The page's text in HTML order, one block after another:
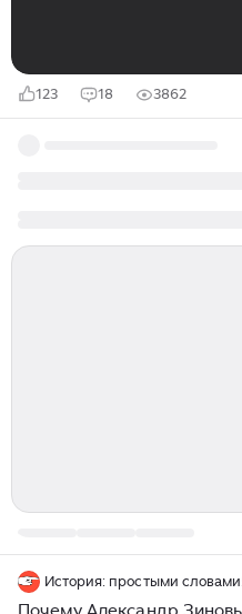
123 18 3862
История: простыми словами
Почему Александр